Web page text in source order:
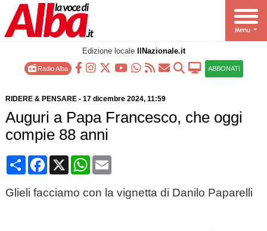
Edizione locale IlNazionale.it
Radio Alba ABBONATI
RIDERE & PENSARE- 17 dicembre 2024, 11:59
Auguri a Papa Francesco, che oggi
compie 88 anni
CondividiFacebook
X WhatsApp
Email
Glieli facciamo con la vignetta di Danilo Paparelli